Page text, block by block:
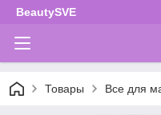
BeautySVE
Товары Все для